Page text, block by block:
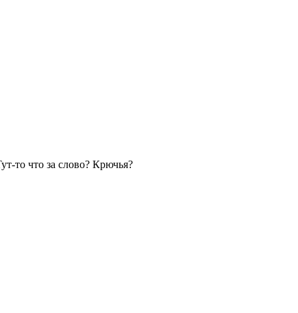
то что за слово? Крючья?